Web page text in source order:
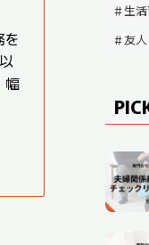
を
幅
生
友